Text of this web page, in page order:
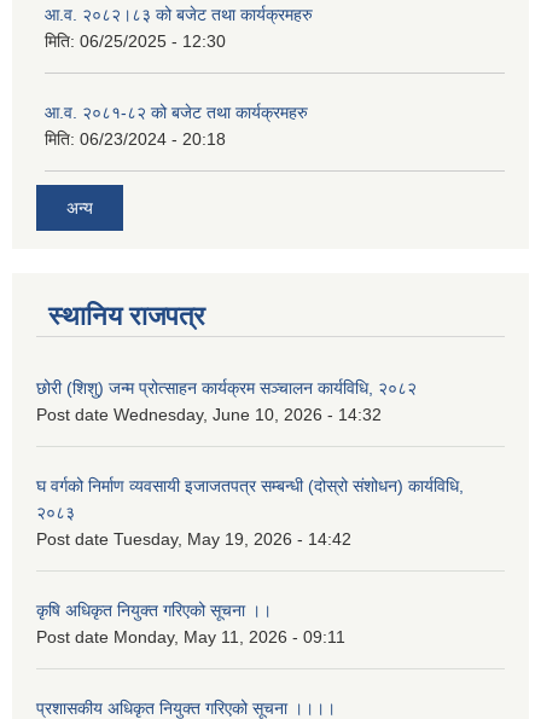
आ.व. २०८२।८३ को बजेट तथा कार्यक्रमहरु
मिति: 06/25/2025 - 12:30
आ.व. २०८१-८२ को बजेट तथा कार्यक्रमहरु
मिति: 06/23/2024 - 20:18
अन्य
स्थानिय राजपत्र
छोरी (शिशु) जन्म प्रोत्साहन कार्यक्रम सञ्चालन कार्यविधि, २०८२
Post date Wednesday, June 10, 2026 - 14:32
घ वर्गको निर्माण व्यवसायी इजाजतपत्र सम्बन्धी (दोस्रो संशोधन) कार्यविधि,
२०८३
Post date Tuesday, May 19, 2026 - 14:42
कृषि अधिकृत नियुक्त गरिएको सूचना ।।
Post date Monday, May 11, 2026 - 09:11
प्रशासकीय अधिकृत नियुक्त गरिएको सूचना ।।।।